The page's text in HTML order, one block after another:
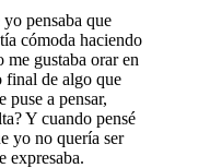
pensaba que
cómoda haciendo
gustaba orar en
final de algo que
a pensar,
Y cuando pensé
yo no quería ser
expresaba.